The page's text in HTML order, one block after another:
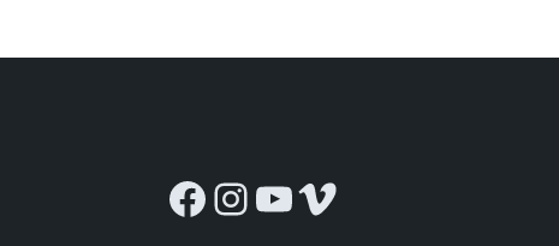
Facebook
Instagram
YouTube
Vimeo